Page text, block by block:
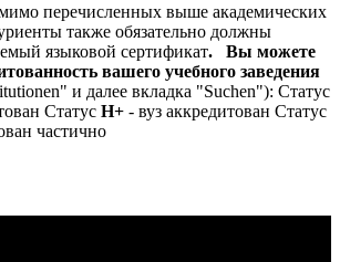
перечисленных выше академических
также обязательно должны
языковой сертификат.
Вы можете
вашего учебного заведения
и далее вкладка "Suchen"): Статус
Статус Н+ - вуз аккредитован Статус
частично